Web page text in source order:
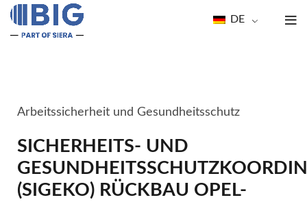
DE
Arbeitssicherheit und Gesundheitsschutz
SICHERHEITS- UND
(SIGEKO) RÜCKBAU OPEL-